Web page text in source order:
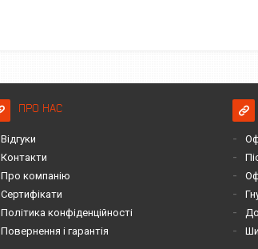
ПРО НАС
Відгуки
Контакти
Про компанію
Сертифікати
Політика конфіденційності
Повернення і гарантія